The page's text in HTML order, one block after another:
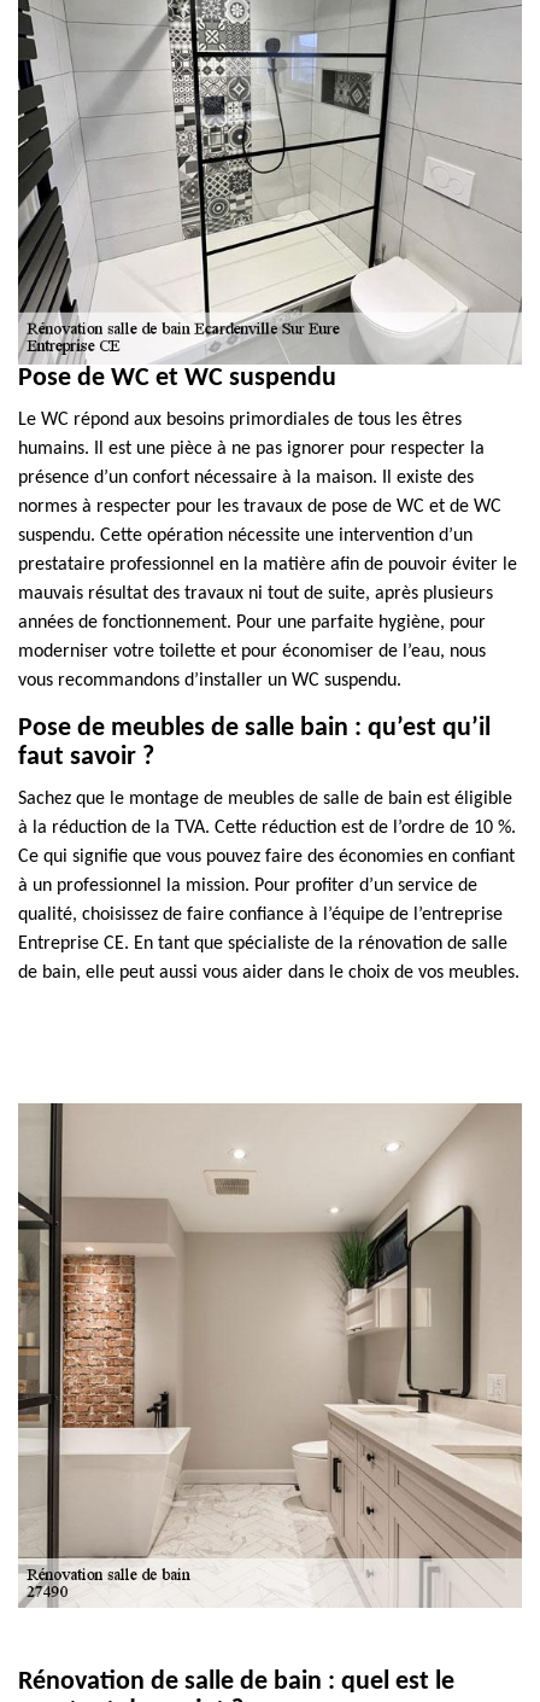
Pose de WC et WC suspendu
Le WC répond aux besoins primordiales de tous les êtres
humains. Il est une pièce à ne pas ignorer pour respecter la
présence d’un confort nécessaire à la maison. Il existe des
normes à respecter pour les travaux de pose de WC et de WC
suspendu. Cette opération nécessite une intervention d’un
prestataire professionnel en la matière afin de pouvoir éviter le
mauvais résultat des travaux ni tout de suite, après plusieurs
années de fonctionnement. Pour une parfaite hygiène, pour
moderniser votre toilette et pour économiser de l’eau, nous
vous recommandons d’installer un WC suspendu.
Pose de meubles de salle bain : qu’est qu’il
faut savoir ?
Sachez que le montage de meubles de salle de bain est éligible
à la réduction de la TVA. Cette réduction est de l’ordre de 10 %.
Ce qui signifie que vous pouvez faire des économies en confiant
à un professionnel la mission. Pour profiter d’un service de
qualité, choisissez de faire confiance à l’équipe de l’entreprise
Entreprise CE. En tant que spécialiste de la rénovation de salle
de bain, elle peut aussi vous aider dans le choix de vos meubles.
Rénovation de salle de bain : quel est le